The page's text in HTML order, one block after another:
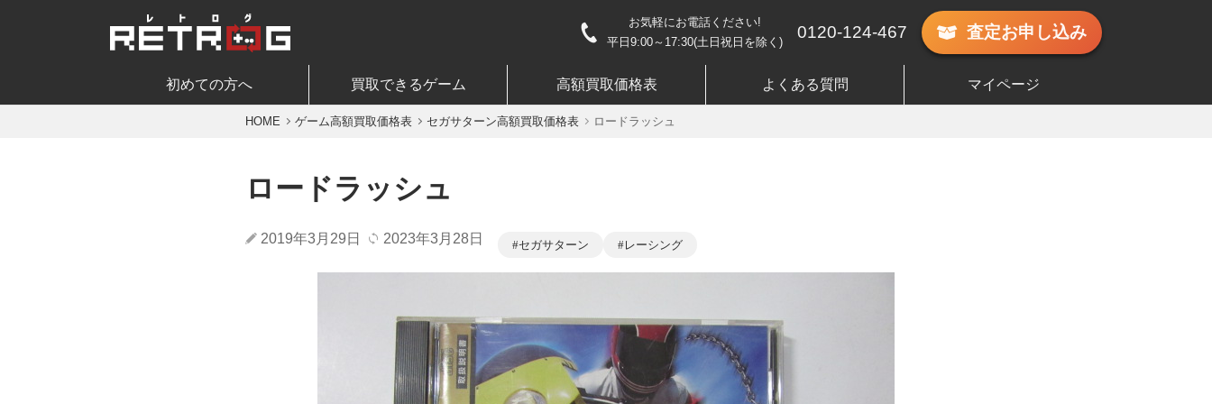
お気軽にお電話ください!
平日9:00～17:30(土日祝日を除く)
0120-124-467 査定お申し込み
初めての方へ 買取できるゲーム 高額買取価格表 よくある質問 マイページ
HOME ゲーム高額買取価格表 セガサターン高額買取価格表 ロードラッシュ
ロードラッシュ
2019年3月29日 2023年3月28日 セガサターン レーシング